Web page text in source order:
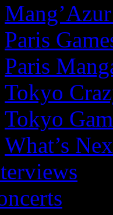
Paris
Paris
Tokyo
Tokyo
What’s